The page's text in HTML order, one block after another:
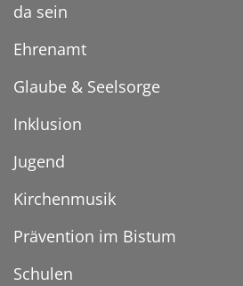
da sein
Ehrenamt
Glaube & Seelsorge
Inklusion
Jugend
Kirchenmusik
Prävention im Bistum
Schulen